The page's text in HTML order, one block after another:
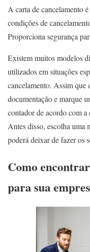
A carta de cancelamento
condições de
Proporciona segurança
Existem muitos modelos
utilizados em situações
cancelamento. Assim que
documentação e marque
contador de acordo com a
Antes disso, escolha uma
poderá deixar de fazer os
Como
para sua